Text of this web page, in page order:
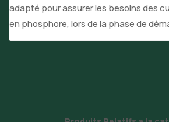
adapté pour assurer les besoins des
en phosphore, lors de la phase de